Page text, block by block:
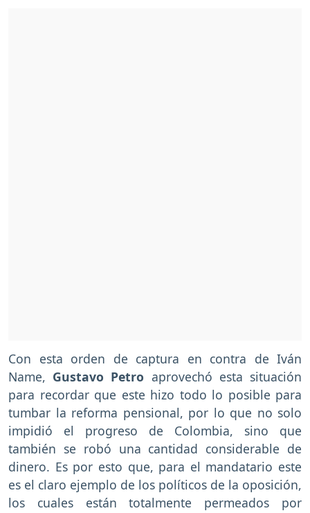
Con esta orden de captura en contra de Iván
Name, Gustavo Petro aprovechó esta situación
para recordar que este hizo todo lo posible para
tumbar la reforma pensional, por lo que no solo
impidió el progreso de Colombia, sino que
también se robó una cantidad considerable de
dinero. Es por esto que, para el mandatario este
es el claro ejemplo de los políticos de la oposición,
los cuales están totalmente permeados por